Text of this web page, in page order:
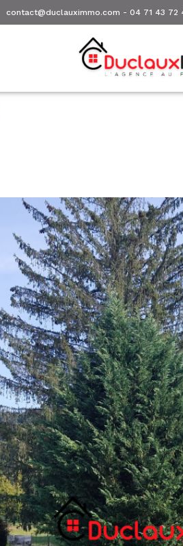
contact@duclauximmo.com -04 71 43 72